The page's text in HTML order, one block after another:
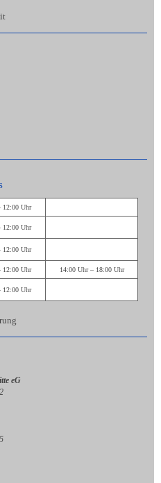
12:00 Uhr
12:00 Uhr
12:00 Uhr
12:00 Uhr 14:00 Uhr – 18:00 Uhr
12:00 Uhr
eG